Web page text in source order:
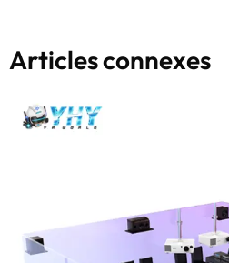
Articles connexes